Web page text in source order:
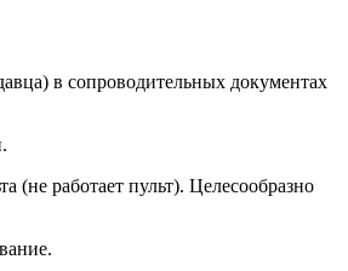
в сопроводительных документах
(не работает пульт). Целесообразно